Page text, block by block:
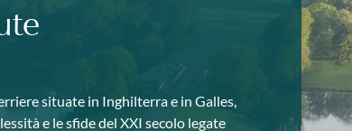
situate in Inghilterra e in Galles,
e le sfide del XXI secolo legate